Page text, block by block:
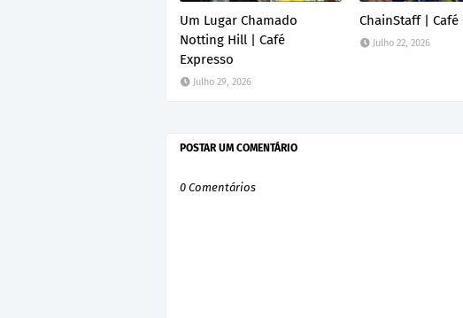
Um Lugar Chamado
Notting Hill | Café
Expresso
Julho 29, 2026
ChainStaff | Café
Julho 22, 2026
POSTAR UM COMENTÁRIO
0 Comentários